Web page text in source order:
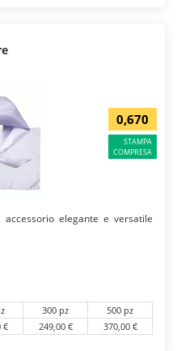
0,670
STAMPA
COMPRESA
accessorio elegante e versatile
300 pz
500 pz
€ 249,00 € 370,00 €